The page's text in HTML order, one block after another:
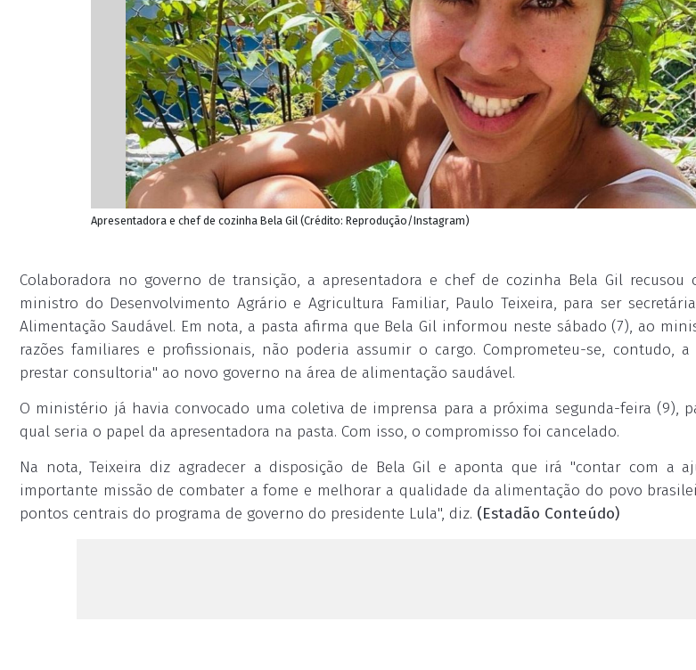
Apresentadora e chef de cozinha Bela Gil (Crédito: Reprodução/Instagram)
Colaboradora no governo de transição, a apresentadora e chef de cozinha Bela Gil recusou
ministro do Desenvolvimento Agrário e Agricultura Familiar, Paulo Teixeira, para ser
Alimentação Saudável. Em nota, a pasta afirma que Bela Gil informou neste sábado (7), ao
razões familiares e profissionais, não poderia assumir o cargo. Comprometeu-se, contudo, a
prestar consultoria" ao novo governo na área de alimentação saudável.
O ministério já havia convocado uma coletiva de imprensa para a próxima segunda-feira (9),
qual seria o papel da apresentadora na pasta. Com isso, o compromisso foi cancelado.
Na nota, Teixeira diz agradecer a disposição de Bela Gil e aponta que irá "contar com a
importante missão de combater a fome e melhorar a qualidade da alimentação do povo
pontos centrais do programa de governo do presidente Lula", diz. (Estadão Conteúdo)